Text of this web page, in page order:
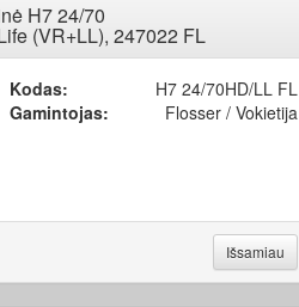
H7 24/70
(VR+LL), 247022 FL
Kodas:
H7 24/70HD/LL FL
Gamintojas:
Flosser / Vokietija
Išsamiau